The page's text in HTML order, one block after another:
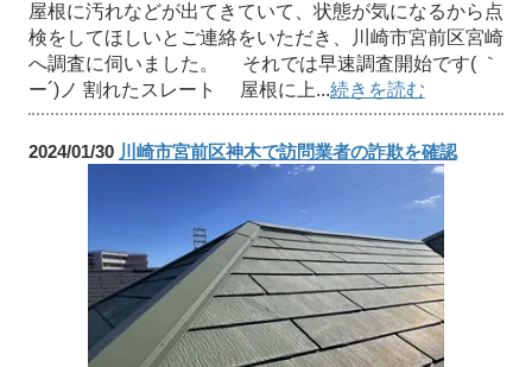
屋根に汚れなどが出てきていて、状態が気になるから点
検をしてほしいとご連絡をいただき、川崎市宮前区宮崎
へ調査に伺いました。 それでは早速調査開始です( ｀
ー´)ノ 割れたスレート 屋根に上...続きを読む
2024/01/30 川崎市宮前区神木で訪問業者の詐欺を確認